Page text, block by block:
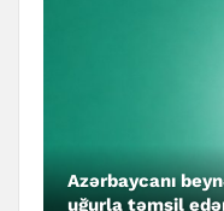
Azərbaycanı
uğurla təmsil